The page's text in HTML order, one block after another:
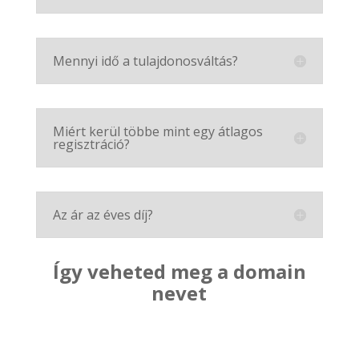
Mennyi idő a tulajdonosváltás?
Miért kerül többe mint egy átlagos
regisztráció?
Az ár az éves díj?
Így veheted meg a domain
nevet